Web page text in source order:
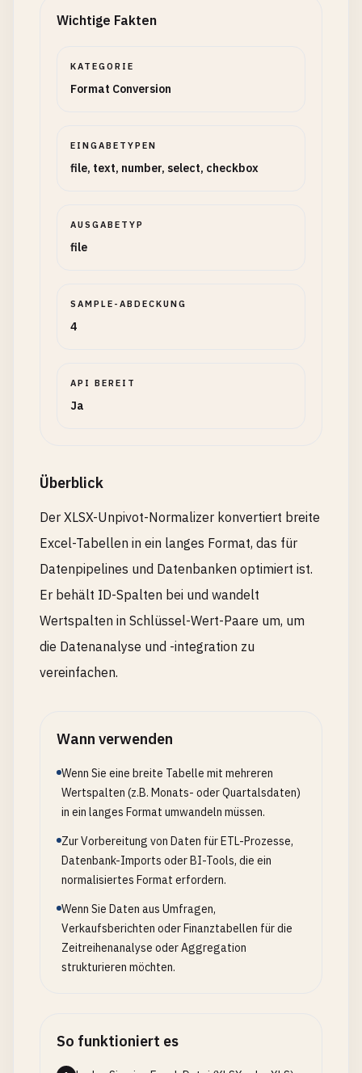
Wichtige Fakten
KATEGORIE
Format Conversion
EINGABETYPEN
file, text, number, select, checkbox
AUSGABETYP
file
SAMPLE-ABDECKUNG
4
API BEREIT
Ja
Überblick
Der XLSX-Unpivot-Normalizer konvertiert breite
Excel-Tabellen in ein langes Format, das für
Datenpipelines und Datenbanken optimiert ist.
Er behält ID-Spalten bei und wandelt
Wertspalten in Schlüssel-Wert-Paare um, um
die Datenanalyse und -integration zu
vereinfachen.
Wann verwenden
Wenn Sie eine breite Tabelle mit mehreren
Wertspalten (z.B. Monats- oder Quartalsdaten)
in ein langes Format umwandeln müssen.
Zur Vorbereitung von Daten für ETL-Prozesse,
Datenbank-Imports oder BI-Tools, die ein
normalisiertes Format erfordern.
Wenn Sie Daten aus Umfragen,
Verkaufsberichten oder Finanztabellen für die
Zeitreihenanalyse oder Aggregation
strukturieren möchten.
So funktioniert es